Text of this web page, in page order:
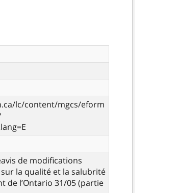
lc/content/mgcs/eform
de modifications
sur la qualité et la salubrité
de l’Ontario 31/05 (partie